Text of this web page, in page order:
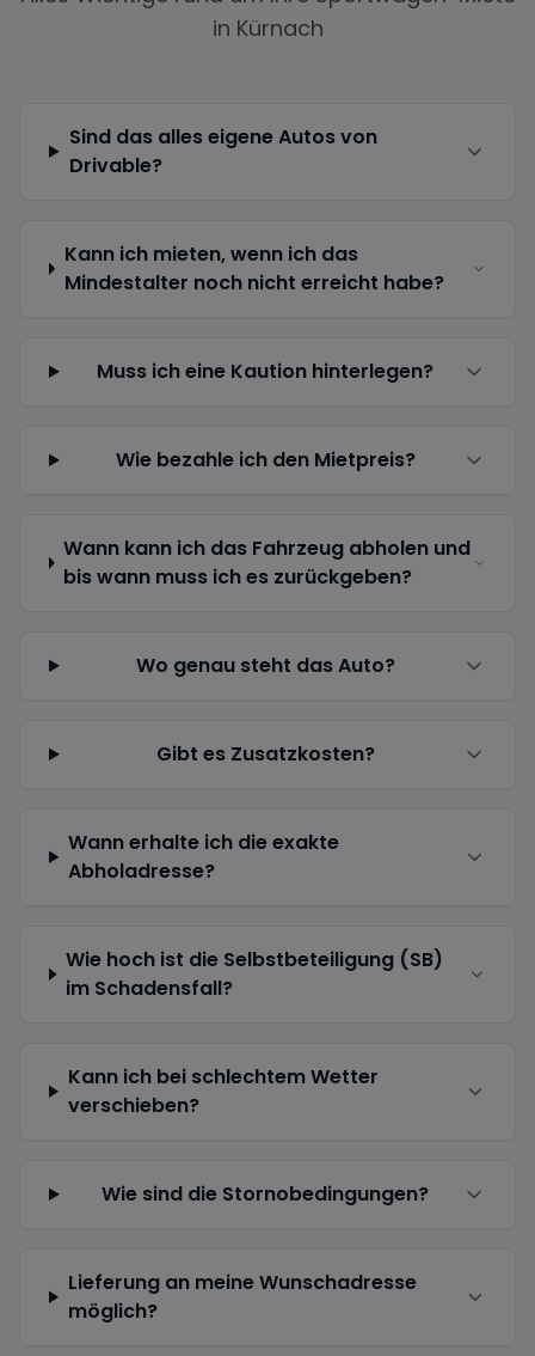
in Kürnach
Sind das alles eigene Autos von
Drivable?
Kann ich mieten, wenn ich das
Mindestalter noch nicht erreicht habe?
Muss ich eine Kaution hinterlegen?
Wie bezahle ich den Mietpreis?
Wann kann ich das Fahrzeug abholen und
bis wann muss ich es zurückgeben?
Wo genau steht das Auto?
Gibt es Zusatzkosten?
Wann erhalte ich die exakte
Abholadresse?
Wie hoch ist die Selbstbeteiligung (SB)
im Schadensfall?
Kann ich bei schlechtem Wetter
verschieben?
Wie sind die Stornobedingungen?
Lieferung an meine Wunschadresse
möglich?